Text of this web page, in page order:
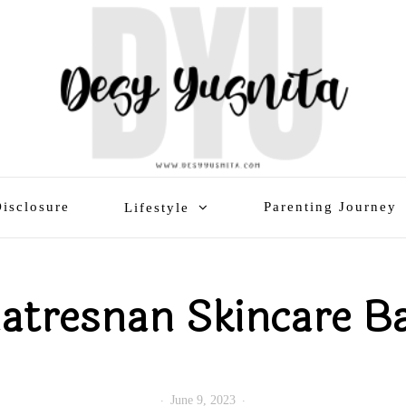
Lifestyle Parenting Journey
Skincare
June 9, 2023